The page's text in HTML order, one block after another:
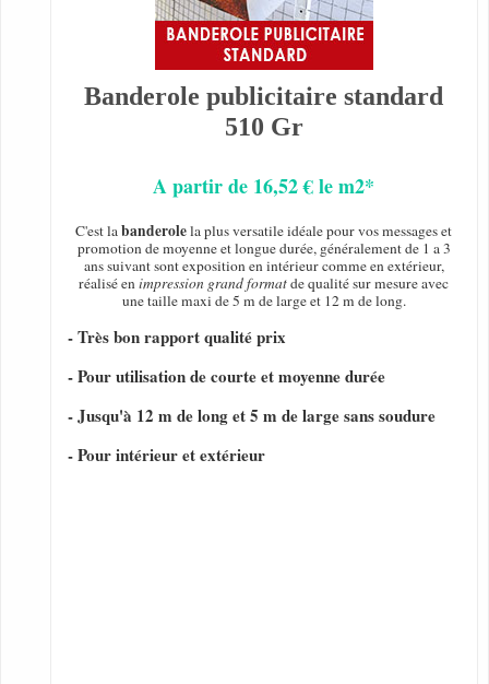
Banderole publicitaire standard
510 Gr
A partir de 16,52 € le m2*
C'est labanderolela plus versatile idéale pour vos messages et
promotion de moyenne et longue durée, généralement de 1 a 3
ans suivant sont exposition en intérieur comme en extérieur,
réalisé enimpression grand formatde qualité sur mesure avec
une taille maxi de 5 m de large et 12 m de long.
- Très bon rapport qualité prix
- Pour utilisation de courte et moyenne durée
- Jusqu'à 12 m de long et 5 m de large sans soudure
- Pour intérieur et extérieur